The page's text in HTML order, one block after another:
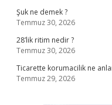
Şuk ne demek ?
Temmuz 30, 2026
28’lik ritim nedir ?
Temmuz 30, 2026
Ticarette korumacilik ne
Temmuz 29, 2026